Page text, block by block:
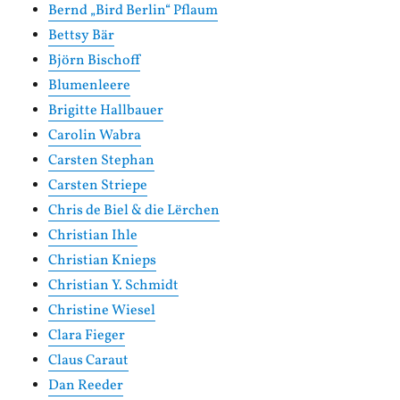
Bernd „Bird Berlin“ Pflaum
Bettsy Bär
Björn Bischoff
Blumenleere
Brigitte Hallbauer
Carolin Wabra
Carsten Stephan
Carsten Striepe
Chris de Biel & die Lërchen
Christian Ihle
Christian Knieps
Christian Y. Schmidt
Christine Wiesel
Clara Fieger
Claus Caraut
Dan Reeder